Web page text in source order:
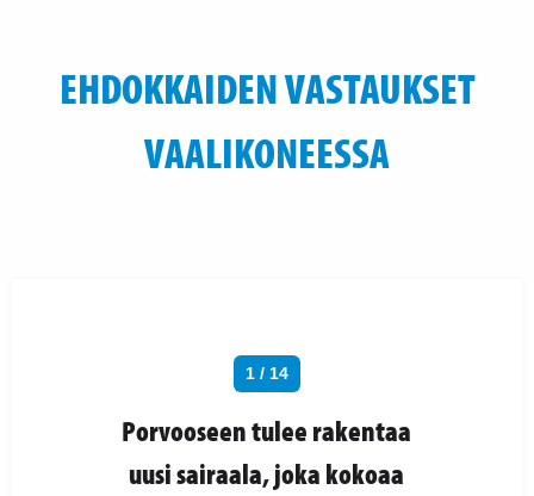
EHDOKKAIDEN VASTAUKSET
VAALIKONEESSA
1 / 14
Porvooseen tulee rakentaa
uusi sairaala, joka kokoaa